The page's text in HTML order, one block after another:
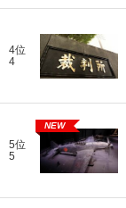
4位
4
5位
5
NEW